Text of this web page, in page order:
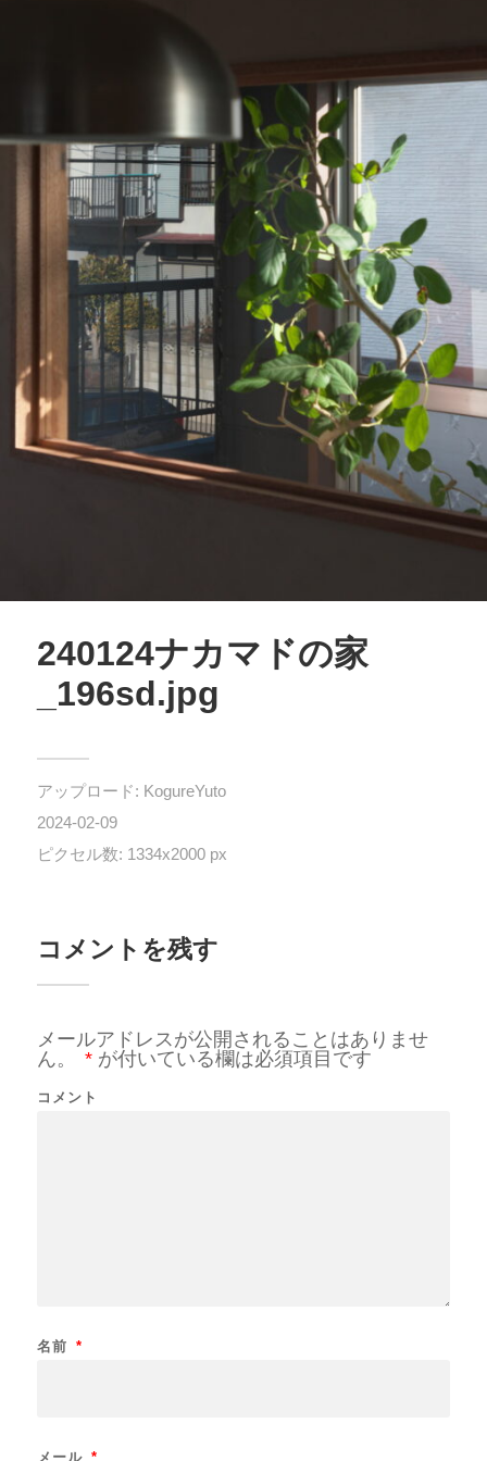
240124ナカマドの家
_196sd.jpg
アップロード: KogureYuto
2024-02-09
ピクセル数: 1334x2000 px
コメントを残す
メールアドレスが公開されることはありませ
ん。
*が付いている欄は必須項目です
コメント
名前 *
メール *